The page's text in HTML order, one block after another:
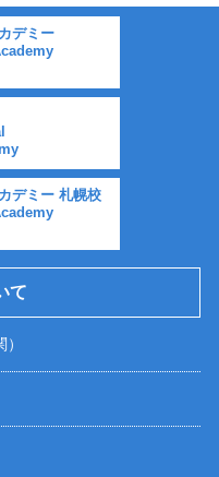
デミー
デミー 札幌校
て